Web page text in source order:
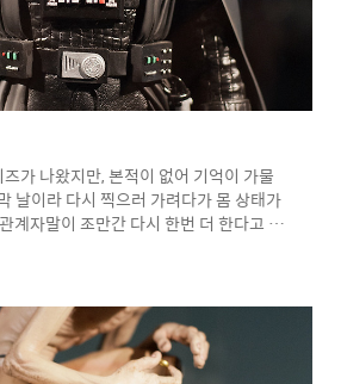
가 나왔지만, 본적이 없어 기억이 가물
날이라 다시 찍으러 가려다가 몸 상태가
계자말이 조만간 다시 한번 더 한다고 하
, 두레라움 스프링페스티벌 미니어처 특